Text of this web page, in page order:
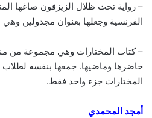
– رواية تحت ظلال الزيزفون صاغها
الفرنسية وجعلها بعنوان مجدولين
– كتاب المختارات وهي مجموعة من
حاضرها وماضيها. جمعها بنفسه
المختارات جزء واحد فقط.
أمجد المحمدي